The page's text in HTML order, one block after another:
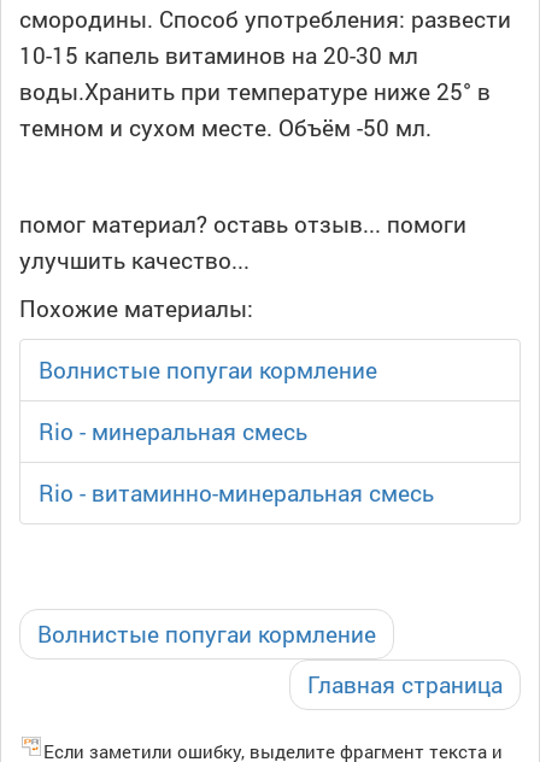
смородины. Способ употребления: развести
10-15 капель витаминов на 20-30 мл
воды.Хранить при температуре ниже 25° в
темном и сухом месте. Объём -50 мл.
помог материал? оставь отзыв... помоги
улучшить качество...
Похожие материалы:
Волнистые попугаи кормление
Rio - минеральная смесь
Rio - витаминно-минеральная смесь
Волнистые попугаи кормление
Главная страница
Если заметили ошибку, выделите фрагмент текста и